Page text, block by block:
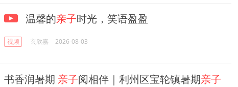
温馨的亲子时光，笑语盈盈
视频 玄欣嘉 2026-08-03
书香润暑期 亲子阅相伴｜利州区宝轮镇暑期亲子